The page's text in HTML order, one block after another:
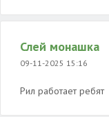
Слей монашка
09-11-2025 15:16
Рил работает ребят